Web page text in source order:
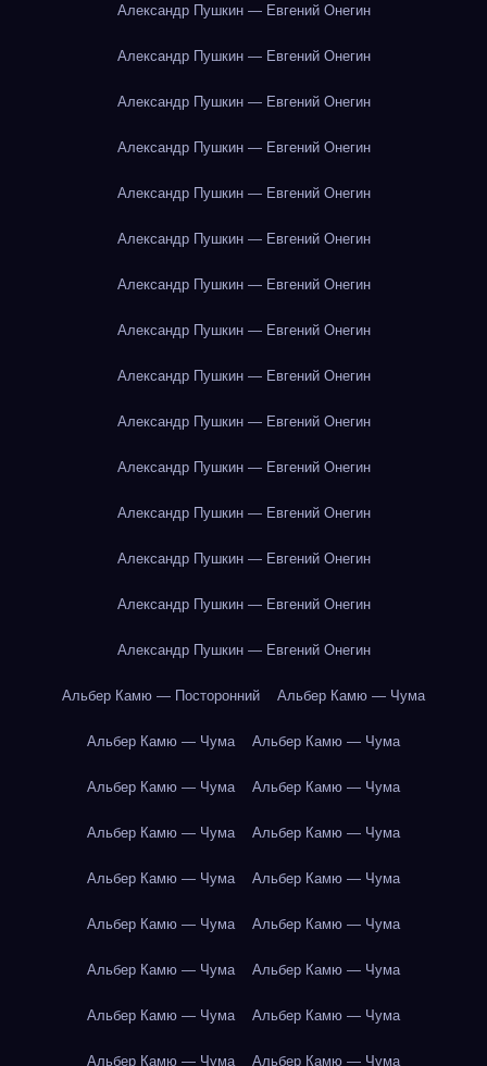
Александр Пушкин — Евгений Онегин
Александр Пушкин — Евгений Онегин
Александр Пушкин — Евгений Онегин
Александр Пушкин — Евгений Онегин
Александр Пушкин — Евгений Онегин
Александр Пушкин — Евгений Онегин
Александр Пушкин — Евгений Онегин
Александр Пушкин — Евгений Онегин
Александр Пушкин — Евгений Онегин
Александр Пушкин — Евгений Онегин
Александр Пушкин — Евгений Онегин
Александр Пушкин — Евгений Онегин
Александр Пушкин — Евгений Онегин
Александр Пушкин — Евгений Онегин
Александр Пушкин — Евгений Онегин
Альбер Камю — Посторонний Альбер Камю — Чума
Альбер Камю — Чума Альбер Камю — Чума
Альбер Камю — Чума Альбер Камю — Чума
Альбер Камю — Чума Альбер Камю — Чума
Альбер Камю — Чума Альбер Камю — Чума
Альбер Камю — Чума Альбер Камю — Чума
Альбер Камю — Чума Альбер Камю — Чума
Альбер Камю — Чума Альбер Камю — Чума
Альбер Камю — Чума Альбер Камю — Чума